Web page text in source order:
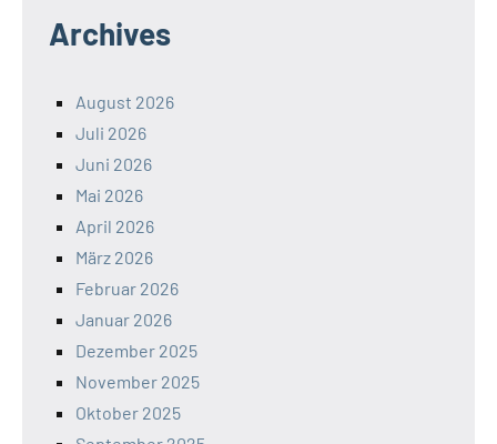
Archives
August 2026
Juli 2026
Juni 2026
Mai 2026
April 2026
März 2026
Februar 2026
Januar 2026
Dezember 2025
November 2025
Oktober 2025